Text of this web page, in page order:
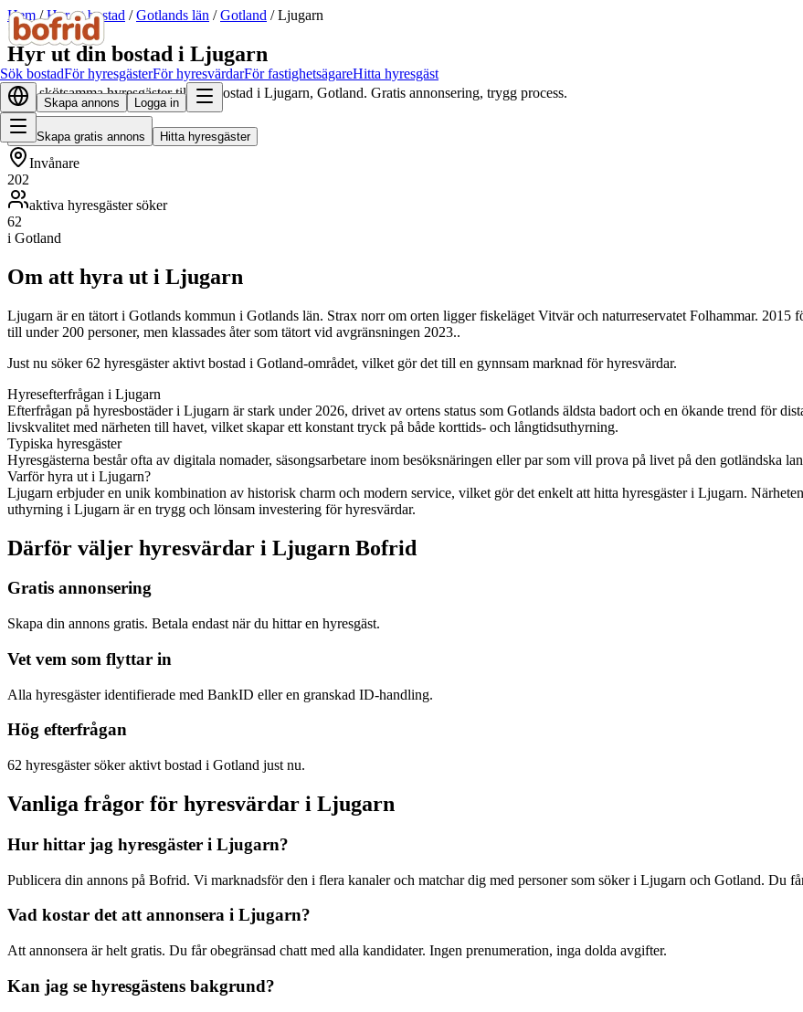
Sök bostadFör hyresgästerFör hyresvärdarFör fastighetsägareHitta hyresgäst
Skapa annons Logga in
Hem/Hyr ut bostad /Gotlands län /Gotland /Ljugarn
Hyr ut din bostad i Ljugarn
Hitta skötsamma hyresgäster till din bostad i Ljugarn, Gotland. Gratis annonsering, trygg process.
Skapa gratis annons Hitta hyresgäster
Invånare
202
aktiva hyresgäster söker
62
i Gotland
Om att hyra ut i Ljugarn
Ljugarn är en tätort i Gotlands kommun i Gotlands län. Strax norr om orten ligger fiskeläget Vitvär och naturreservatet Folhammar. 2015
till under 200 personer, men klassades åter som tätort vid avgränsningen 2023..
Just nu söker 62 hyresgäster aktivt bostad i Gotland-området, vilket gör det till en gynnsam marknad för hyresvärdar.
Hyresefterfrågan i Ljugarn
Efterfrågan på hyresbostäder i Ljugarn är stark under 2026, drivet av ortens status som Gotlands äldsta badort och en ökande trend för
livskvalitet med närheten till havet, vilket skapar ett konstant tryck på både korttids- och långtidsuthyrning.
Typiska hyresgäster
Hyresgästerna består ofta av digitala nomader, säsongsarbetare inom besöksnäringen eller par som vill prova på livet på den gotländska
Varför hyra ut i Ljugarn?
Ljugarn erbjuder en unik kombination av historisk charm och modern service, vilket gör det enkelt att hitta hyresgäster i Ljugarn.
uthyrning i Ljugarn är en trygg och lönsam investering för hyresvärdar.
Därför väljer hyresvärdar i Ljugarn Bofrid
Gratis annonsering
Skapa din annons gratis. Betala endast när du hittar en hyresgäst.
Vet vem som flyttar in
Alla hyresgäster identifierade med BankID eller en granskad ID-handling.
Hög efterfrågan
62 hyresgäster söker aktivt bostad i Gotland just nu.
Vanliga frågor för hyresvärdar i Ljugarn
Hur hittar jag hyresgäster i Ljugarn?
Publicera din annons på Bofrid. Vi marknadsför den i flera kanaler och matchar dig med personer som söker i Ljugarn och Gotland. Du
Vad kostar det att annonsera i Ljugarn?
Att annonsera är helt gratis. Du får obegränsad chatt med alla kandidater. Ingen prenumeration, inga dolda avgifter.
Kan jag se hyresgästens bakgrund?